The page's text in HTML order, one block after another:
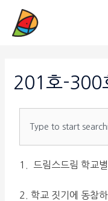
201호-300
1. 드림스드림 학교
2. 학교 짓기에 동참